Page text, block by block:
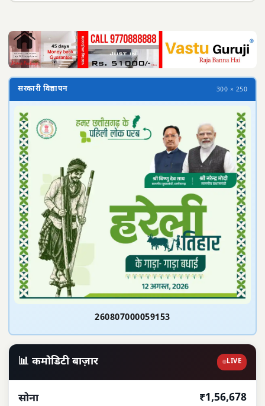
सरकारी विज्ञापन 300 × 250
260807000059153
📊 कमोडिटी बाज़ार LIVE
सोना ₹1,56,678